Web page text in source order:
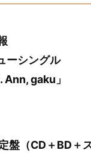
ーシングル
Ann, gaku」
盤（CD＋BD＋